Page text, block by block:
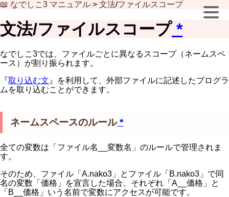
📖 なでしこ3 マニュアル > 文法/ファイルスコープ
文法/ファイルスコープ*
なでしこ3では、ファイルごとに異なるスコープ（ネームスペ
ース）が割り振られます。
『取り込む文 』を利用して、外部ファイルに記述したプログラ
ムを取り込むことができます。
ネームスペースのルール*
全ての変数は「ファイル名__変数名」のルールで管理されま
す。
そのため、ファイル「A.nako3」とファイル「B.nako3」で同
名の変数「価格」を宣言した場合、それぞれ「A__価格」と
「B__価格」いう名前で変数にアクセスが可能です。